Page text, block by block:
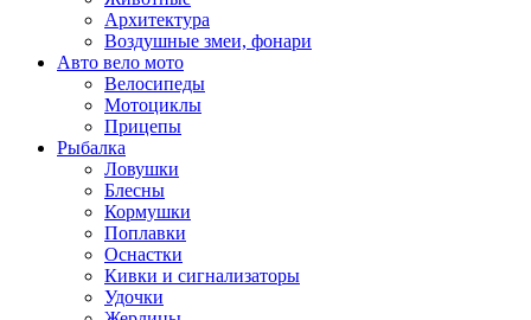
Архитектура
Воздушные змеи, фонари
Авто вело мото
Велосипеды
Мотоциклы
Прицепы
Рыбалка
Ловушки
Блесны
Кормушки
Поплавки
Оснастки
Кивки и сигнализаторы
Удочки